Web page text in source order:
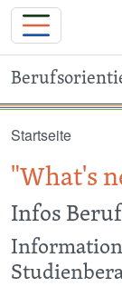
Startseite
"What's
Infos